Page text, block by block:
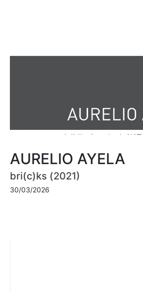
AURELIO AYELA
bri(c)ks (2021)
30/03/2026